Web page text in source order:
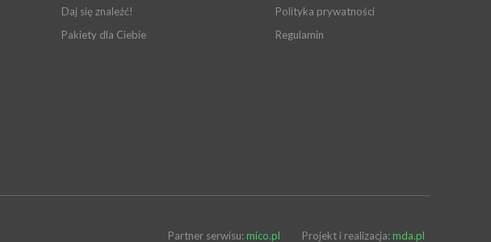
Daj się znaleźć!
Pakiety dla Ciebie
Polityka prywatności
Regulamin
Partner serwisu: mico.pl Projekt i realizacja: mda.pl